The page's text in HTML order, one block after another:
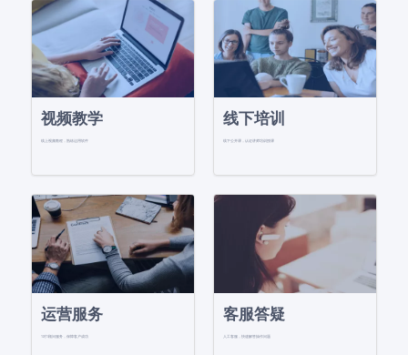
视频教学
线上视频教程，熟练运用软件
线下培训
线下公开课，认证讲师培训授课
运营服务
1对1顾问服务，保障客户成功
客服答疑
人工客服，快速解答操作问题